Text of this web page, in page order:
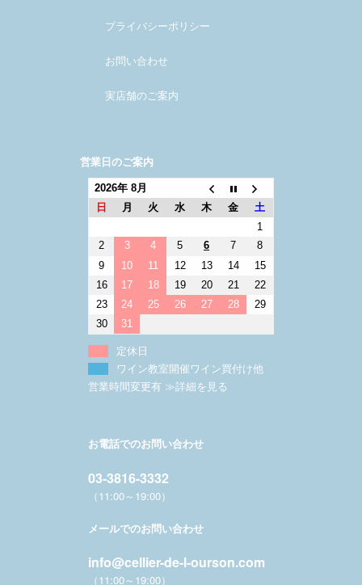
プライバシーポリシー
お問い合わせ
実店舗のご案内
営業日のご案内
2026年 8月
日
月 火 水 木 金
土
1
2
3 4 5 6 7
8
9
10 11 12 13 14
15
16
17 18 19 20 21
22
23
24 25 26 27 28
29
30
31
定休日
ワイン教室開催ワイン買付け他
営業時間変更有 ≫詳細を見る
お電話でのお問い合わせ
03-3816-3332
（11:00～19:00）
メールでのお問い合わせ
info@cellier-de-l-ourson.com
（11:00～19:00）